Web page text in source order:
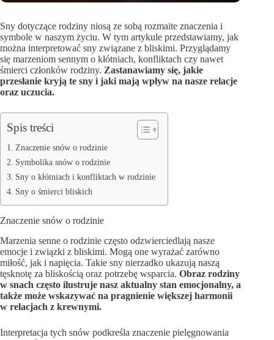
Sny dotyczące rodziny niosą ze sobą rozmaite znaczenia i
symbole w naszym życiu. W tym artykule przedstawiamy, jak
można interpretować sny związane z bliskimi. Przyglądamy
się marzeniom sennym o kłótniach, konfliktach czy nawet
śmierci członków rodziny. Zastanawiamy się, jakie
przesłanie kryją te sny i jaki mają wpływ na nasze relacje
oraz uczucia.
Spis treści
Znaczenie snów o rodzinie
Symbolika snów o rodzinie
Sny o kłótniach i konfliktach w rodzinie
Sny o śmierci bliskich
Znaczenie snów o rodzinie
Marzenia senne o rodzinie często odzwierciedlają nasze
emocje i związki z bliskimi. Mogą one wyrażać zarówno
miłość, jak i napięcia. Takie sny nierzadko ukazują naszą
tęsknotę za bliskością oraz potrzebę wsparcia. Obraz rodziny
w snach często ilustruje nasz aktualny stan emocjonalny, a
także może wskazywać na pragnienie większej harmonii
w relacjach z krewnymi.
Interpretacja tych snów podkreśla znaczenie pielęgnowania